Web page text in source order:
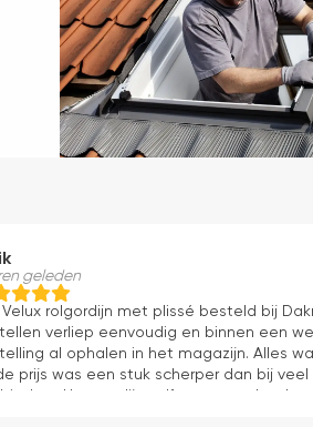
geleden
Velux rolgordijn met plissé besteld bij
verliep eenvoudig en binnen een
al ophalen in het magazijn. Alles
prijs was een stuk scherper dan bij veel
Het gordijn zelf mag er ook zeker